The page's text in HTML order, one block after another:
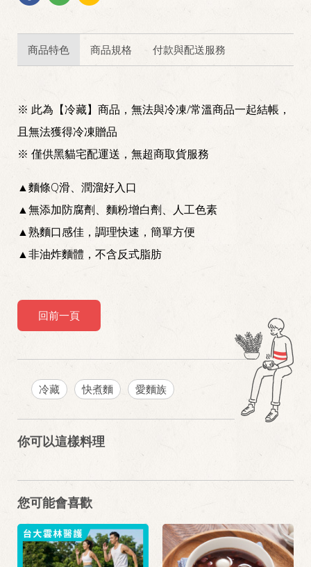
商品特色 商品規格 付款與配送服務
※ 此為【冷藏】商品，無法與冷凍/常溫商品一起結帳，
且無法獲得冷凍贈品
※ 僅供黑貓宅配運送，無超商取貨服務
▲麵條Q滑、潤溜好入口
▲無添加防腐劑、麵粉增白劑、人工色素
▲熟麵口感佳，調理快速，簡單方便
▲非油炸麵體，不含反式脂肪
回前一頁
冷藏 快煮麵 愛麵族
你可以這樣料理
您可能會喜歡